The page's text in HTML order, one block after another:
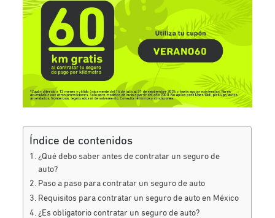
Índice de contenidos
¿Qué debo saber antes de contratar un seguro de
auto?
Paso a paso para contratar un seguro de auto
Requisitos para contratar un seguro de auto en México
¿Es obligatorio contratar un seguro de auto?